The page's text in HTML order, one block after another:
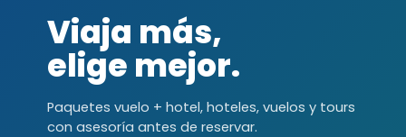
Viaja más,
elige mejor.
Paquetes vuelo + hotel, hoteles, vuelos y tours
con asesoría antes de reservar.